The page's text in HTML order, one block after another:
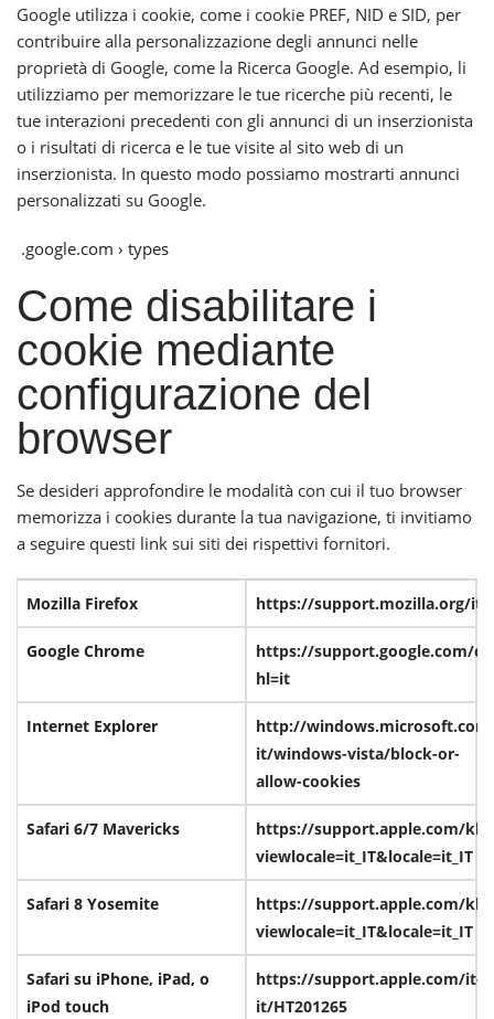
Google utilizza i cookie, come i cookie PREF, NID e SID, per
contribuire alla personalizzazione degli annunci nelle
proprietà di Google, come la Ricerca Google. Ad esempio, li
utilizziamo per memorizzare le tue ricerche più recenti, le
tue interazioni precedenti con gli annunci di un inserzionista
o i risultati di ricerca e le tue visite al sito web di un
inserzionista. In questo modo possiamo mostrarti annunci
personalizzati su Google.
.google.com › types
Come disabilitare i
cookie mediante
configurazione del
browser
Se desideri approfondire le modalità con cui il tuo browser
memorizza i cookies durante la tua navigazione, ti invitiamo
a seguire questi link sui siti dei rispettivi fornitori.
Mozilla Firefox https://support.mozilla.org/it/
Google Chrome
https://support.google.com/
hl=it
Internet Explorer
http://
it/windows-vista/block-or-
allow-cookies
Safari 6/7 Mavericks
https://support.apple.com/kb/
viewlocale=it_IT&locale=it_IT
Safari 8 Yosemite
https://support.apple.com/kb/
viewlocale=it_IT&locale=it_IT
Safari su iPhone, iPad, o
iPod touch
https://support.apple.com/it-
it/HT201265